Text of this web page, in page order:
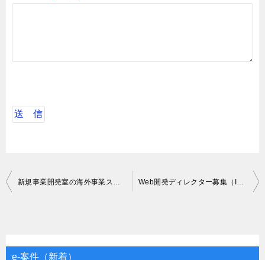
投
ゲ
新規事業開発室の海外事業スタートアップエンジニア Web開発ディレクター募集（ITアーキテクト）
e-案件（新着）